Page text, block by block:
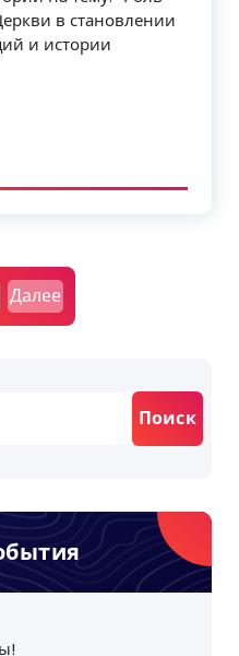
в становлении
и истории
Далее